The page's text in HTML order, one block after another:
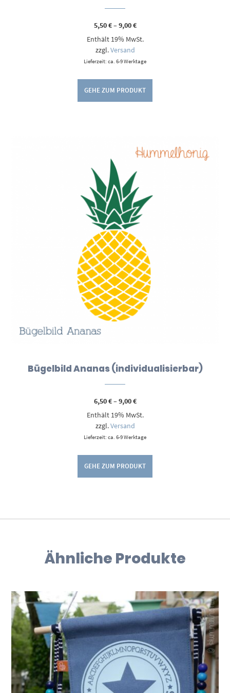
5,50€–9,00€Preisspanne:
bis
Enthält 19% MwSt.
zzgl.Versand
Lieferzeit: ca. 6-9 Werktage
GEHE ZUM PRODUKT
Bügelbild Ananas (individualisierbar)
6,50€–9,00€Preisspanne:
bis
Enthält 19% MwSt.
zzgl.Versand
Lieferzeit: ca. 6-9 Werktage
GEHE ZUM PRODUKT
Ähnliche Produkte